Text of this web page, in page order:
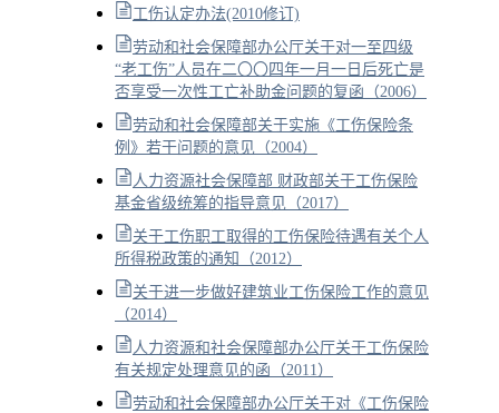
工伤认定办法(2010修订)
劳动和社会保障部办公厅关于对一至四级
“老工伤”人员在二〇〇四年一月一日后死亡是
否享受一次性工亡补助金问题的复函（2006）
劳动和社会保障部关于实施《工伤保险条
例》若干问题的意见（2004）
人力资源社会保障部 财政部关于工伤保险
基金省级统筹的指导意见（2017）
关于工伤职工取得的工伤保险待遇有关个人
所得税政策的通知（2012）
关于进一步做好建筑业工伤保险工作的意见
（2014）
人力资源和社会保障部办公厅关于工伤保险
有关规定处理意见的函（2011）
劳动和社会保障部办公厅关于对《工伤保险